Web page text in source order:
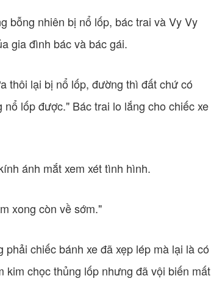
bỗng nhiên bị nổ lốp, bác trai và Vy Vy
gia đình bác và bác gái.
thôi lại bị nổ lốp, đường thì đất chứ có
lốp được." Bác trai lo lắng cho chiếc xe
ánh mắt xem xét tình hình.
xong còn về sớm."
chiếc bánh xe đã xẹp lép mà lại là có
kim chọc thủng lốp nhưng đã vội biến mất